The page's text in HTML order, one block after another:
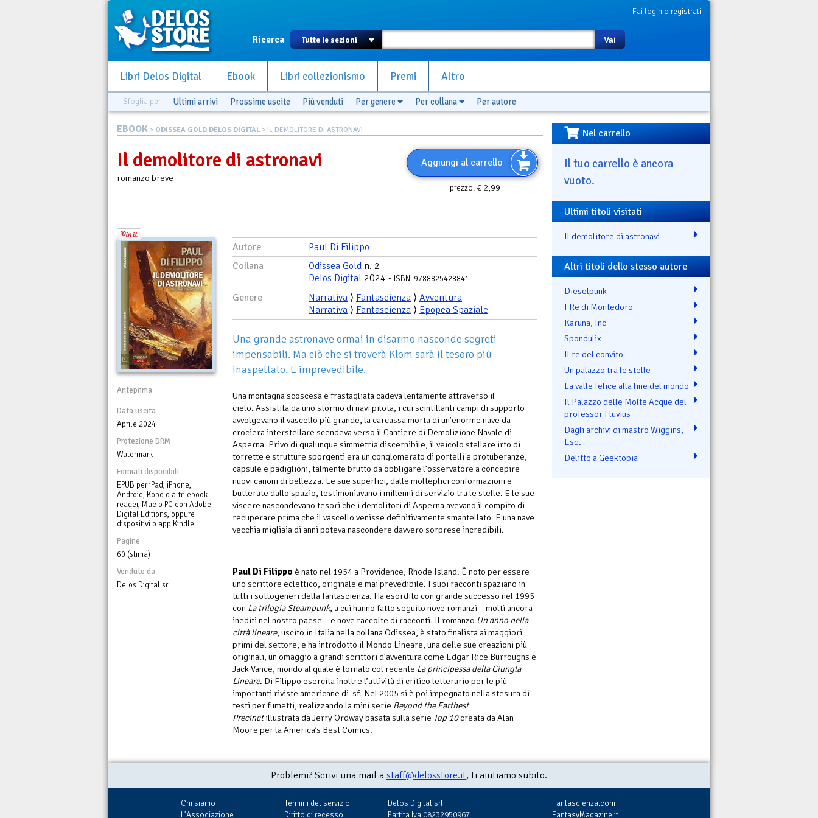
Fai login o registrati
Ricerca Vai
Libri Delos Digital Ebook Libri collezionismo Premi Altro
Sfoglia per Ultimi arrivi Prossime uscite Più venduti Per genere Per collana Per autore
EBOOK > ODISSEA GOLD DELOS DIGITAL > IL DEMOLITORE DI ASTRONAVI
Aggiungi al carrello
prezzo:€ 2,99
Il demolitore di astronavi
romanzo breve
Anteprima
Data uscita
Aprile 2024
Protezione DRM
Watermark
Formati disponibili
EPUB per iPad, iPhone,
Android, Kobo o altri ebook
reader, Mac o PC con Adobe
Digital Editions, oppure
dispositivi o app Kindle
Pagine
60 (stima)
Venduto da
Delos Digital srl
Autore
Paul Di Filippo
Collana
Odissea Gold n. 2
Delos Digital 2024 - ISBN: 9788825428841
Genere Narrativa ⟩ Fantascienza ⟩ Avventura
Narrativa ⟩ Fantascienza ⟩ Epopea Spaziale
Una grande astronave ormai in disarmo nasconde segreti
impensabili. Ma ciò che si troverà Klom sarà il tesoro più
inaspettato. E imprevedibile.
Una montagna scoscesa e frastagliata cadeva lentamente attraverso il
cielo. Assistita da uno stormo di navi pilota, i cui scintillanti campi di supporto
avvolgevano il vascello più grande, la carcassa morta di un’enorme nave da
crociera interstellare scendeva verso il Cantiere di Demolizione Navale di
Asperna. Privo di qualunque simmetria discernibile, il veicolo stellare irto di
torrette e strutture sporgenti era un conglomerato di portelli e protuberanze,
capsule e padiglioni, talmente brutto da obbligare l’osservatore a concepire
nuovi canoni di bellezza. Le sue superfici, dalle molteplici conformazioni e
butterate dallo spazio, testimoniavano i millenni di servizio tra le stelle. E le sue
viscere nascondevano tesori che i demolitori di Asperna avevano il compito di
recuperare prima che il vascello venisse definitivamente smantellato. E una nave
vecchia migliaia di anni poteva nascondere davvero sorprese incredibili.
Paul Di Filippo è nato nel 1954 a Providence, Rhode Island. È noto per essere
uno scrittore eclettico, originale e mai prevedibile. I suoi racconti spaziano in
tutti i sottogeneri della fantascienza. Ha esordito con grande successo nel 1995
con La trilogia Steampunk, a cui hanno fatto seguito nove romanzi – molti ancora
inediti nel nostro paese – e nove raccolte di racconti. Il romanzo Un anno nella
città lineare, uscito in Italia nella collana Odissea, è stato finalista ai maggiori
primi del settore, e ha introdotto il Mondo Lineare, una delle sue creazioni più
originali, un omaggio a grandi scrittori d’avventura come Edgar Rice Burroughs e
Jack Vance, mondo al quale è tornato col recente La principessa della Giungla
Lineare. Di Filippo esercita inoltre l’attività di critico letterario per le più
importanti riviste americane di sf. Nel 2005 si è poi impegnato nella stesura di
testi per fumetti, realizzando la mini serie Beyond the Farthest
Precinctillustrata da Jerry Ordway basata sulla serie Top 10creata da Alan
Moore per la America’s Best Comics.
Nel carrello
Il tuo carrello è ancora
vuoto.
Ultimi titoli visitati
Il demolitore di astronavi
Altri titoli dello stesso autore
Dieselpunk
I Re di Montedoro
Karuna, Inc
Spondulix
Il re del convito
Un palazzo tra le stelle
La valle felice alla fine del mondo
Il Palazzo delle Molte Acque del
professor Fluvius
Dagli archivi di mastro Wiggins,
Esq.
Delitto a Geektopia
Problemi? Scrivi una mail a staff@delosstore.it, ti aiutiamo subito.
Chi siamo
L'Associazione
Termini del servizio
Diritto di recesso
Delos Digital srl
Partita Iva 08232950967
Fantascienza.com
FantasyMagazine.it